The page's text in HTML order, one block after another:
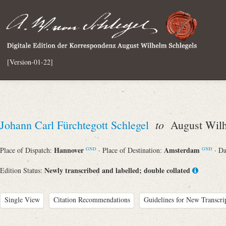
[Version-01-22]
Johann Carl Fürchtegott Schlegel toAugust
Place of Dispatch: Hannover GND · Place of Destination: Amsterdam GND ·
Edition Status: Newly transcribed and labelled; double collated
Single View Citation Recommendations Guidelines for New